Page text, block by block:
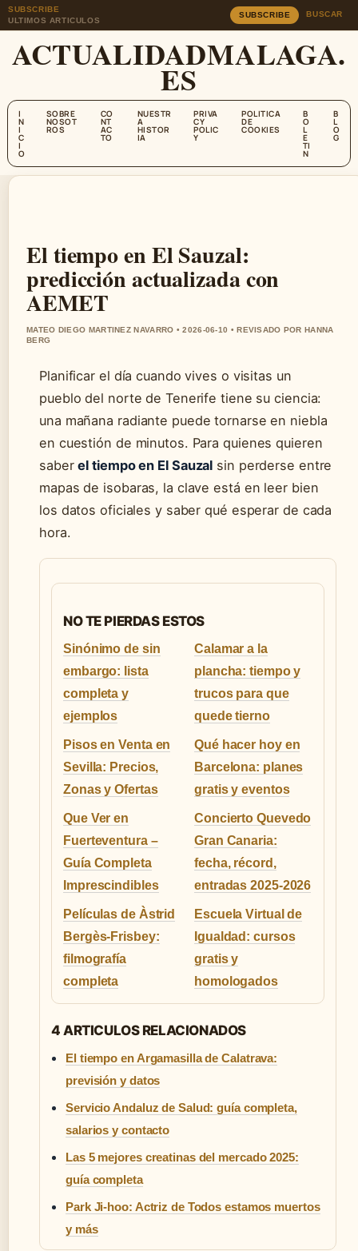
SUBSCRIBE
ULTIMOS ARTICULOS
SUBSCRIBE BUSCAR
ACTUALIDADMALAGA.
ES
I
N
I
C
I
O
SOBRE
NOSOT
ROS
CO
NT
AC
TO
NUESTR
A
HISTOR
IA
PRIVA
CY
POLIC
Y
POLITICA
DE
COOKIES
B
O
L
E
TI
N
B
L
O
G
El tiempo en El Sauzal:
predicción actualizada con
AEMET
MATEO DIEGO MARTINEZ NAVARRO • 2026-06-10 • REVISADO POR HANNA
BERG
Planificar el día cuando vives o visitas un
pueblo del norte de Tenerife tiene su ciencia:
una mañana radiante puede tornarse en niebla
en cuestión de minutos. Para quienes quieren
saberel tiempo en El Sauzal sin perderse entre
mapas de isobaras, la clave está en leer bien
los datos oficiales y saber qué esperar de cada
hora.
NO TE PIERDAS ESTOS
Sinónimo de sin
embargo: lista
completa y
ejemplos
Calamar a la
plancha: tiempo y
trucos para que
quede tierno
Pisos en Venta en
Sevilla: Precios,
Zonas y Ofertas
Qué hacer hoy en
Barcelona: planes
gratis y eventos
Que Ver en
Fuerteventura –
Guía Completa
Imprescindibles
Concierto Quevedo
Gran Canaria:
fecha, récord,
entradas 2025-2026
Películas de Àstrid
Bergès-Frisbey:
filmografía
completa
Escuela Virtual de
Igualdad: cursos
gratis y
homologados
4 ARTICULOS RELACIONADOS
El tiempo en Argamasilla de Calatrava:
previsión y datos
Servicio Andaluz de Salud: guía completa,
salarios y contacto
Las 5 mejores creatinas del mercado 2025:
guía completa
Park Ji-hoo: Actriz de Todos estamos muertos
y más